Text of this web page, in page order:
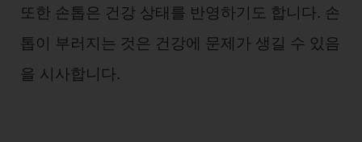
또한 손톱은 건강 상태를 반영하기도 합니다. 손
톱이 부러지는 것은 건강에 문제가 생길 수 있음
을 시사합니다.